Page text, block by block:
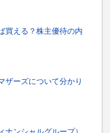
買える？株主優待の内
ザーズについて分かり